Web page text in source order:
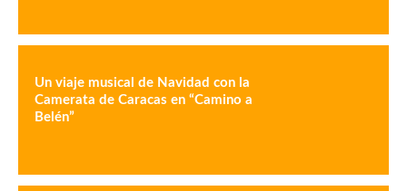
Un viaje musical de Navidad con la
Camerata de Caracas en “Camino a
Belén”